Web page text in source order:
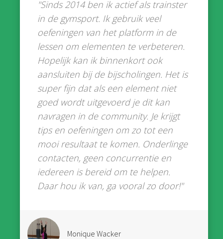
"Sinds 2014 ben ik actief als trainster
in de gymsport. Ik gebruik veel
oefeningen van het platform in de
lessen om elementen te verbeteren.
Hopelijk kan ik binnenkort ook
aansluiten bij de bijscholingen. Het is
super fijn dat als een element niet
goed wordt uitgevoerd je dit kan
navragen in de community. Je krijgt
tips en oefeningen om zo tot een
mooi resultaat te komen. Onderlinge
contacten, geen concurrentie en
iedereen is bereid om te helpen.
Daar hou ik van, ga vooral zo door!"
Monique Wacker